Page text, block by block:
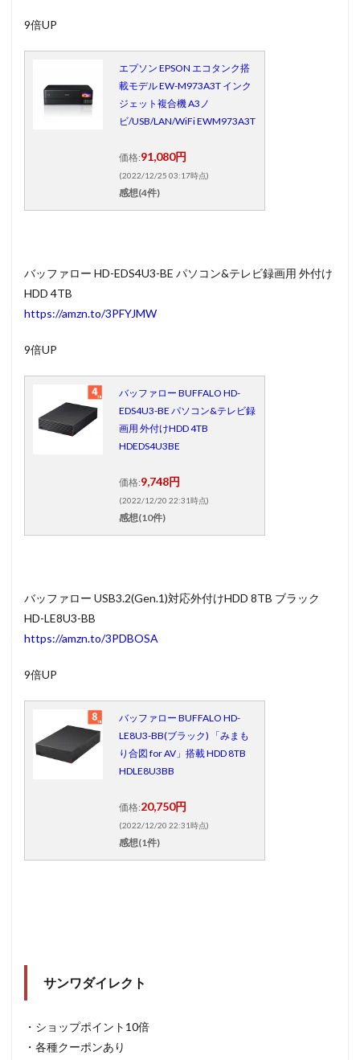
9倍UP
エプソン EPSON エコタンク搭
載モデル EW-M973A3T インク
ジェット複合機 A3ノ
ビ/USB/LAN/WiFi EWM973A3T
価格:91,080円
(2022/12/25 03:17時点)
感想(4件)
バッファロー HD-EDS4U3-BE パソコン&テレビ録画用 外付け
HDD 4TB
https://amzn.to/3PFYJMW
9倍UP
バッファロー BUFFALO HD-
EDS4U3-BE パソコン&テレビ録
画用 外付けHDD 4TB
HDEDS4U3BE
価格:9,748円
(2022/12/20 22:31時点)
感想(10件)
バッファロー USB3.2(Gen.1)対応外付けHDD 8TB ブラック
HD-LE8U3-BB
https://amzn.to/3PDBOSA
9倍UP
バッファロー BUFFALO HD-
LE8U3-BB(ブラック) 「みまも
り合図 for AV」搭載 HDD 8TB
HDLE8U3BB
価格:20,750円
(2022/12/20 22:31時点)
感想(1件)
サンワダイレクト
・ショップポイント10倍
・各種クーポンあり